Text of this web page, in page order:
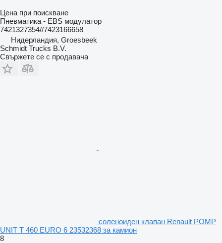
Цена при поискване
Пневматика - EBS модулатор
7421327354//7423166658
Нидерландия, Groesbeek
Schmidt Trucks B.V.
Свържете се с продавача
соленоиден клапан Renault POMP
UNIT T 460 EURO 6 23532368 за камион
8